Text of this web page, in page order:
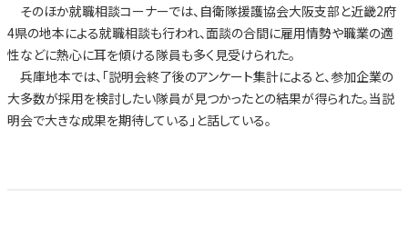
そのほか就職相談コーナーでは、自衛隊援護協会大阪支部と近畿2府
4県の地本による就職相談も行われ、面談の合間に雇用情勢や職業の適
性などに熱心に耳を傾ける隊員も多く見受けられた。
兵庫地本では、「説明会終了後のアンケート集計によると、参加企業の
大多数が採用を検討したい隊員が見つかったとの結果が得られた。当説
明会で大きな成果を期待している」と話している。